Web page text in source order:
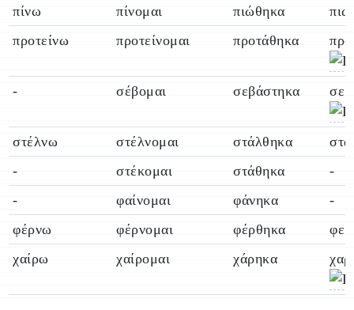
πίνω
πίνομαι πιώθηκα
προτείνω
προτείνομαι προτάθηκα
- σέβομαι σεβάστηκα
στέλνω στέλνομαι στάλθηκα
-
στέκομαι στάθηκα
-
-
φαίνομαι φάνηκα
-
φέρνω
φέρνομαι φέρθηκα
χαίρω
χαίρομαι χάρηκα